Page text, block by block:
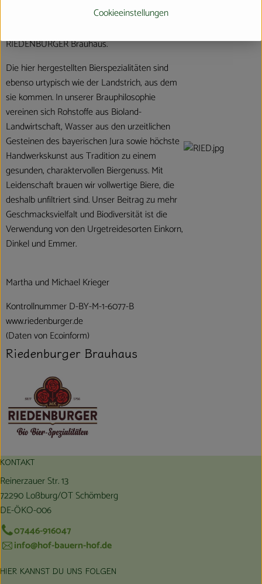
inmitten der romantischen Landschaft des
RIEDENBURGER Brauhaus.
Die hier hergestellten Bierspezialitäten sind
ebenso urtypisch wie der Landstrich, aus dem
sie kommen. In unserer Brauphilosophie
vereinen sich Rohstoffe aus Bioland-
Landwirtschaft, Wasser aus den urzeitlichen
Gesteinen des bayerischen Jura sowie höchste
Handwerkskunst aus Tradition zu einem
gesunden, charaktervollen Biergenuss. Mit
Leidenschaft brauen wir vollwertige Biere, die
deshalb unfiltriert sind. Unser Beitrag zu mehr
Geschmacksvielfalt und Biodiversität ist die
Verwendung von den Urgetreidesorten Einkorn,
Dinkel und Emmer.
Martha und Michael Krieger
Kontrollnummer D-BY-M-1-6077-B
www.riedenburger.de
(Daten von Ecoinform)
Riedenburger Brauhaus
KONTAKT
Reinerzauer Str. 13
72290 Loßburg/OT Schömberg
DE-ÖKO-006
07446-916047
info@hof-bauern-hof.de
HIER KANNST DU UNS FOLGEN
Cookieeinstellungen